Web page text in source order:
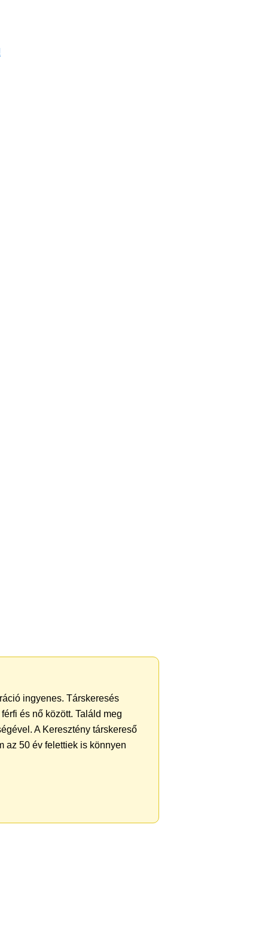
ingyenes. Társkeresés
és nő között. Találd meg
A Keresztény társkereső
az 50 év felettiek is könnyen